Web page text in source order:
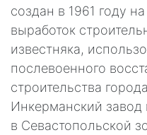
создан в 1961 году
выработок
известняка,
послевоенного
строительства
Инкерманский
в Севастопольской